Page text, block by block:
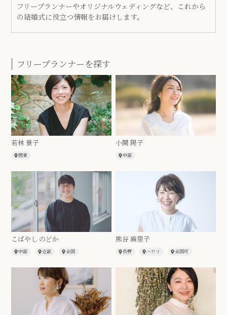
フリープランナーやオリジナルウェディングなど、これから
の結婚式に役立つ情報をお届けします。
フリープランナーを探す
若林 景子
関東
小関 陽子
中部
こばやし のどか
中部 近畿 全国
熊谷 麻里子
長野 ハワイ 全国可